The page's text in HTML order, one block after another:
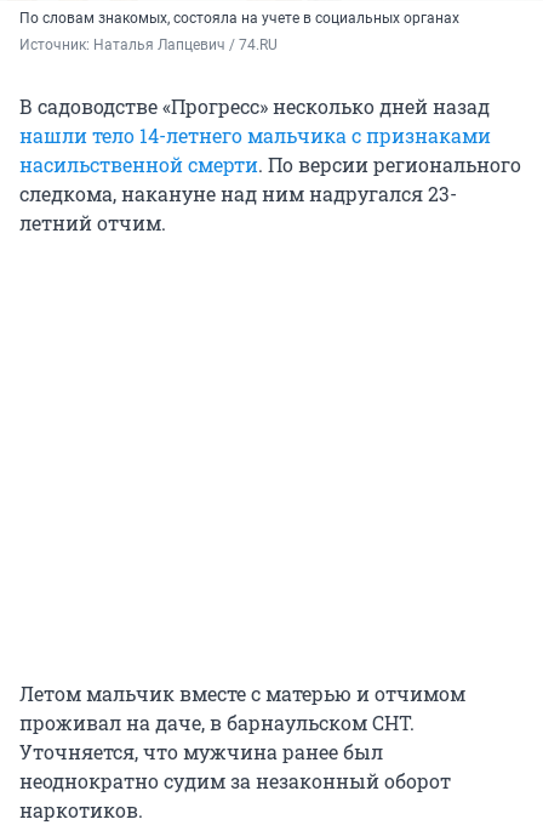
По словам знакомых, состояла на учете в социальных органах
Источник: Наталья Лапцевич / 74.RU
В садоводстве «Прогресс» несколько дней назад
нашли тело 14-летнего мальчика с признаками
насильственной смерти. По версии регионального
следкома, накануне над ним надругался 23-
летний отчим.
Летом мальчик вместе с матерью и отчимом
проживал на даче, в барнаульском СНТ.
Уточняется, что мужчина ранее был
неоднократно судим за незаконный оборот
наркотиков.